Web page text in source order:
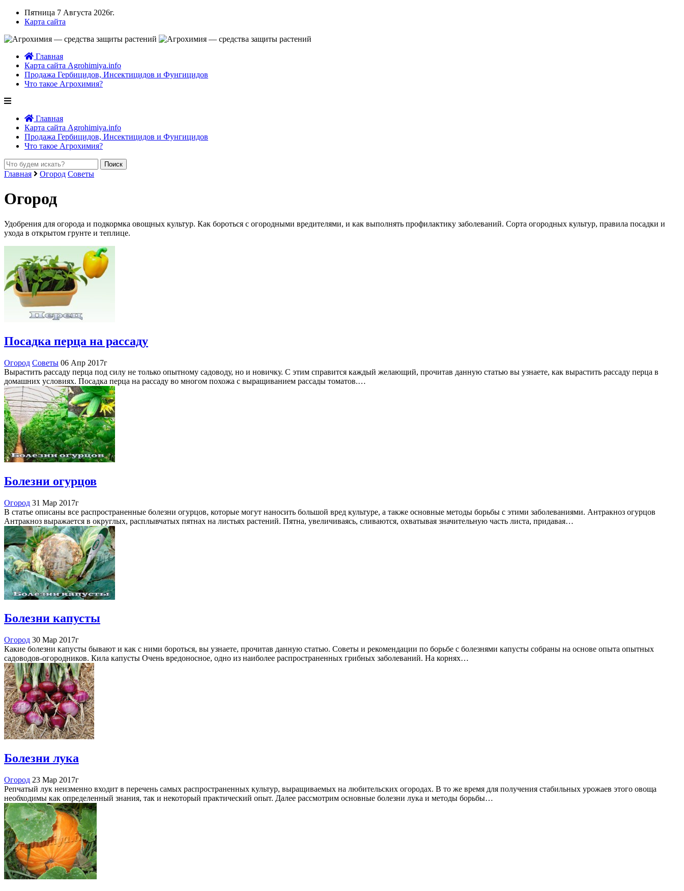
Пятница 7 Августа 2026г.
Карта сайта
Главная
Карта сайта Agrohimiya.info
Продажа Гербицидов, Инсектицидов и Фунгицидов
Что такое Агрохимия?
Главная
Карта сайта Agrohimiya.info
Продажа Гербицидов, Инсектицидов и Фунгицидов
Что такое Агрохимия?
Главная Огород Советы
Огород
Удобрения для огорода и подкормка овощных культур. Как бороться с огородными вредителями, и как выполнять профилактику заболеваний. Сорта огородных культур, правила посадки и
ухода в открытом грунте и теплице.
Посадка перца на рассаду
Огород Советы 06 Апр 2017г
Вырастить рассаду перца под силу не только опытному садоводу, но и новичку. С этим справится каждый желающий, прочитав данную статью вы узнаете, как вырастить рассаду перца в
домашних условиях. Посадка перца на рассаду во многом похожа с выращиванием рассады томатов.…
Болезни огурцов
Огород 31 Мар 2017г
В статье описаны все распространенные болезни огурцов, которые могут наносить большой вред культуре, а также основные методы борьбы с этими заболеваниями. Антракноз огурцов
Антракноз выражается в округлых, расплывчатых пятнах на листьях растений. Пятна, увеличиваясь, сливаются, охватывая значительную часть листа, придавая…
Болезни капусты
Огород 30 Мар 2017г
Какие болезни капусты бывают и как с ними бороться, вы узнаете, прочитав данную статью. Советы и рекомендации по борьбе с болезнями капусты собраны на основе опыта опытных
садоводов-огородников. Кила капусты Очень вредоносное, одно из наиболее распространенных грибных заболеваний. На корнях…
Болезни лука
Огород 23 Мар 2017г
Репчатый лук неизменно входит в перечень самых распространенных культур, выращиваемых на любительских огородах. В то же время для получения стабильных урожаев этого овоща
необходимы как определенный знания, так и некоторый практический опыт. Далее рассмотрим основные болезни лука и методы борьбы…